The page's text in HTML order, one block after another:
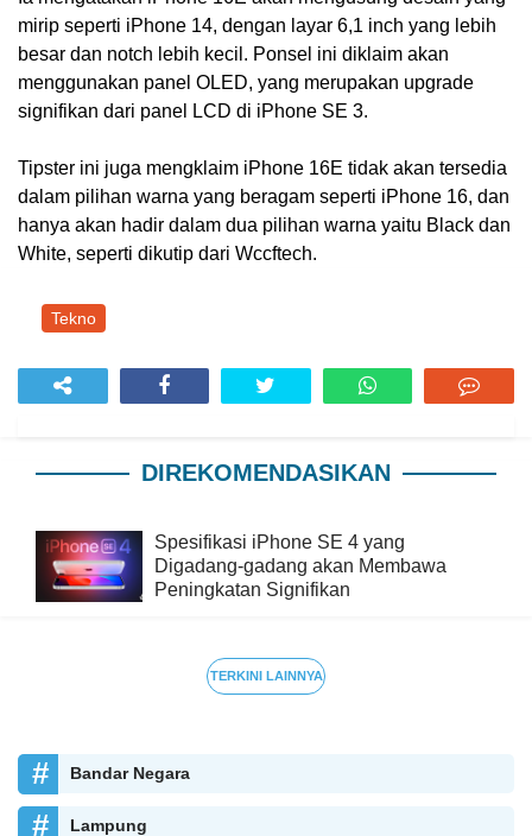
mirip seperti iPhone 14, dengan layar 6,1 inch yang lebih
besar dan notch lebih kecil. Ponsel ini diklaim akan
menggunakan panel OLED, yang merupakan upgrade
signifikan dari panel LCD di iPhone SE 3.
Tipster ini juga mengklaim iPhone 16E tidak akan tersedia
dalam pilihan warna yang beragam seperti iPhone 16, dan
hanya akan hadir dalam dua pilihan warna yaitu Black dan
White, seperti dikutip dari Wccftech.
Tekno
DIREKOMENDASIKAN
Spesifikasi iPhone SE 4 yang
Digadang-gadang akan Membawa
Peningkatan Signifikan
TERKINI LAINNYA
Bandar Negara
Lampung